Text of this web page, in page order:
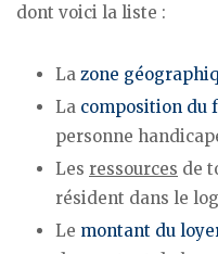
dont voici la liste :
La zone
La composition du
personne
Les ressources de
résident dans le
Le montant du